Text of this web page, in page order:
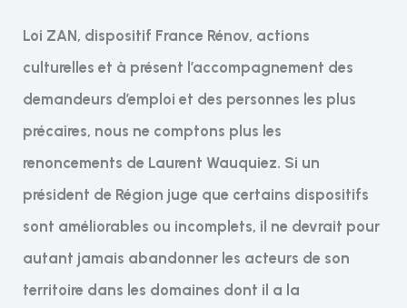
Loi ZAN, dispositif France Rénov, actions
culturelles et à présent l’accompagnement des
demandeurs d’emploi et des personnes les plus
précaires, nous ne comptons plus les
renoncements de Laurent Wauquiez. Si un
président de Région juge que certains dispositifs
sont améliorables ou incomplets, il ne devrait pour
autant jamais abandonner les acteurs de son
territoire dans les domaines dont il a la